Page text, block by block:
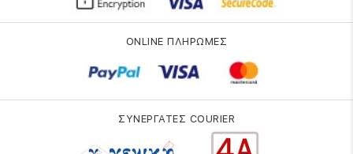
ONLINE ΠΛΗΡΩΜΕΣ
ΣΥΝΕΡΓΑΤΕΣ COURIER